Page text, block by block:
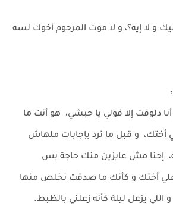
و لا إيه؟، و لا موت المرحوم أخوك لسه
دلوقت إلا قولي يا حبشي، هو أنت ما
و قبل ما ترد بإجابات ملهاش
إحنا مش عايزين منك حاجة بس
أختك و كأنك ما صدقت تخلص منها
اللي يزعل ليلة كأنه زعلني بالظبط.